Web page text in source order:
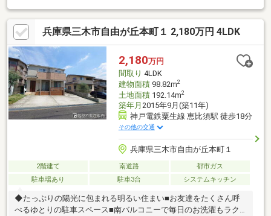
収納もございます！◆水回りも綺麗！◆広々とした５ＬＤＫの間
取り！
兵庫県三木市自由が丘本町１ 2,180万円 4LDK
2,180万円
間取り 4LDK
建物面積98.82m2
土地面積192.14m2
築年月 2015年9月(築11年)
神戸電鉄粟生線 恵比須駅 徒歩18分
その他の交通
兵庫県三木市自由が丘本町１
2階建て 南道路
都市ガス
駐車場あり
駐車3台 システムキッチン
◆たっぷりの陽光に包まれる明るい住まい■お友達をたくさん呼
べるゆとりの駐車スペース■南バルコニーで毎日のお洗濯もラク